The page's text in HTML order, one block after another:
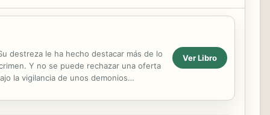
destreza le ha hecho destacar más de lo
Y no se puede rechazar una oferta
la vigilancia de unos demonios
Ver Libro